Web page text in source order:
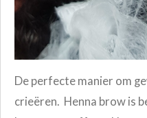
De perfecte manier om
crieëren. Henna brow is